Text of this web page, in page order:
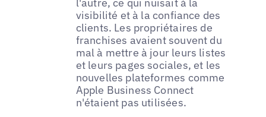
visibilité et à la confiance des
clients. Les propriétaires de
franchises avaient souvent du
mal à mettre à jour leurs listes
et leurs pages sociales, et les
nouvelles plateformes comme
Apple Business Connect
n'étaient pas utilisées.